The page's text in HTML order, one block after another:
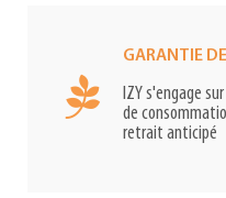
GARANTIE
IZY s'engage
de
retrait anticipé